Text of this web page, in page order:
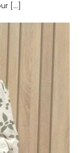
[…]